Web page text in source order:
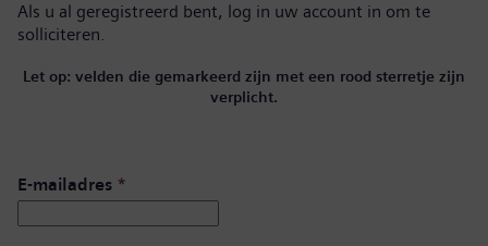
Als u al geregistreerd bent, log in uw account in om te
solliciteren.
Let op: velden die gemarkeerd zijn met een rood sterretje zijn
verplicht.
E-mailadres *